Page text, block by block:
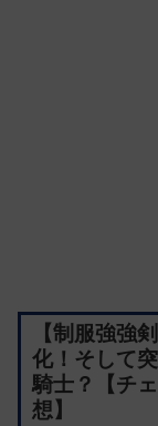
【制服強強
化！そして
騎士？【チ
想】